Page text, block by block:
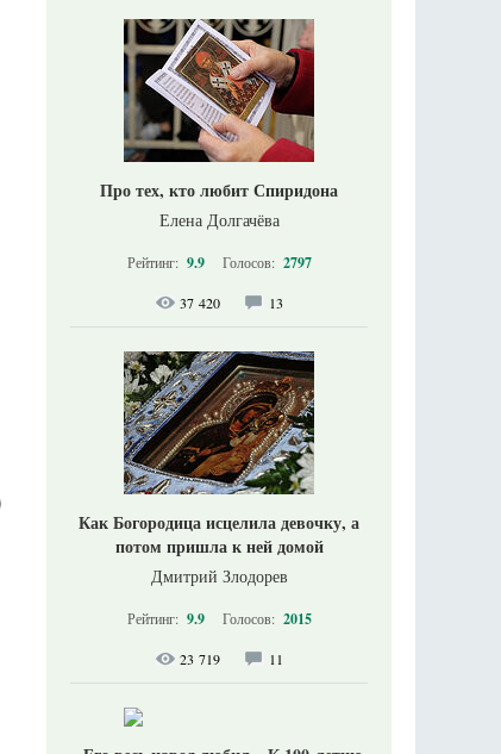
Про тех, кто любит Спиридона
Елена Долгачёва
Рейтинг: 9.9 Голосов: 2797
37 420 13
Как Богородица исцелила девочку, а
потом пришла к ней домой
Дмитрий Злодорев
Рейтинг: 9.9 Голосов: 2015
23 719 11